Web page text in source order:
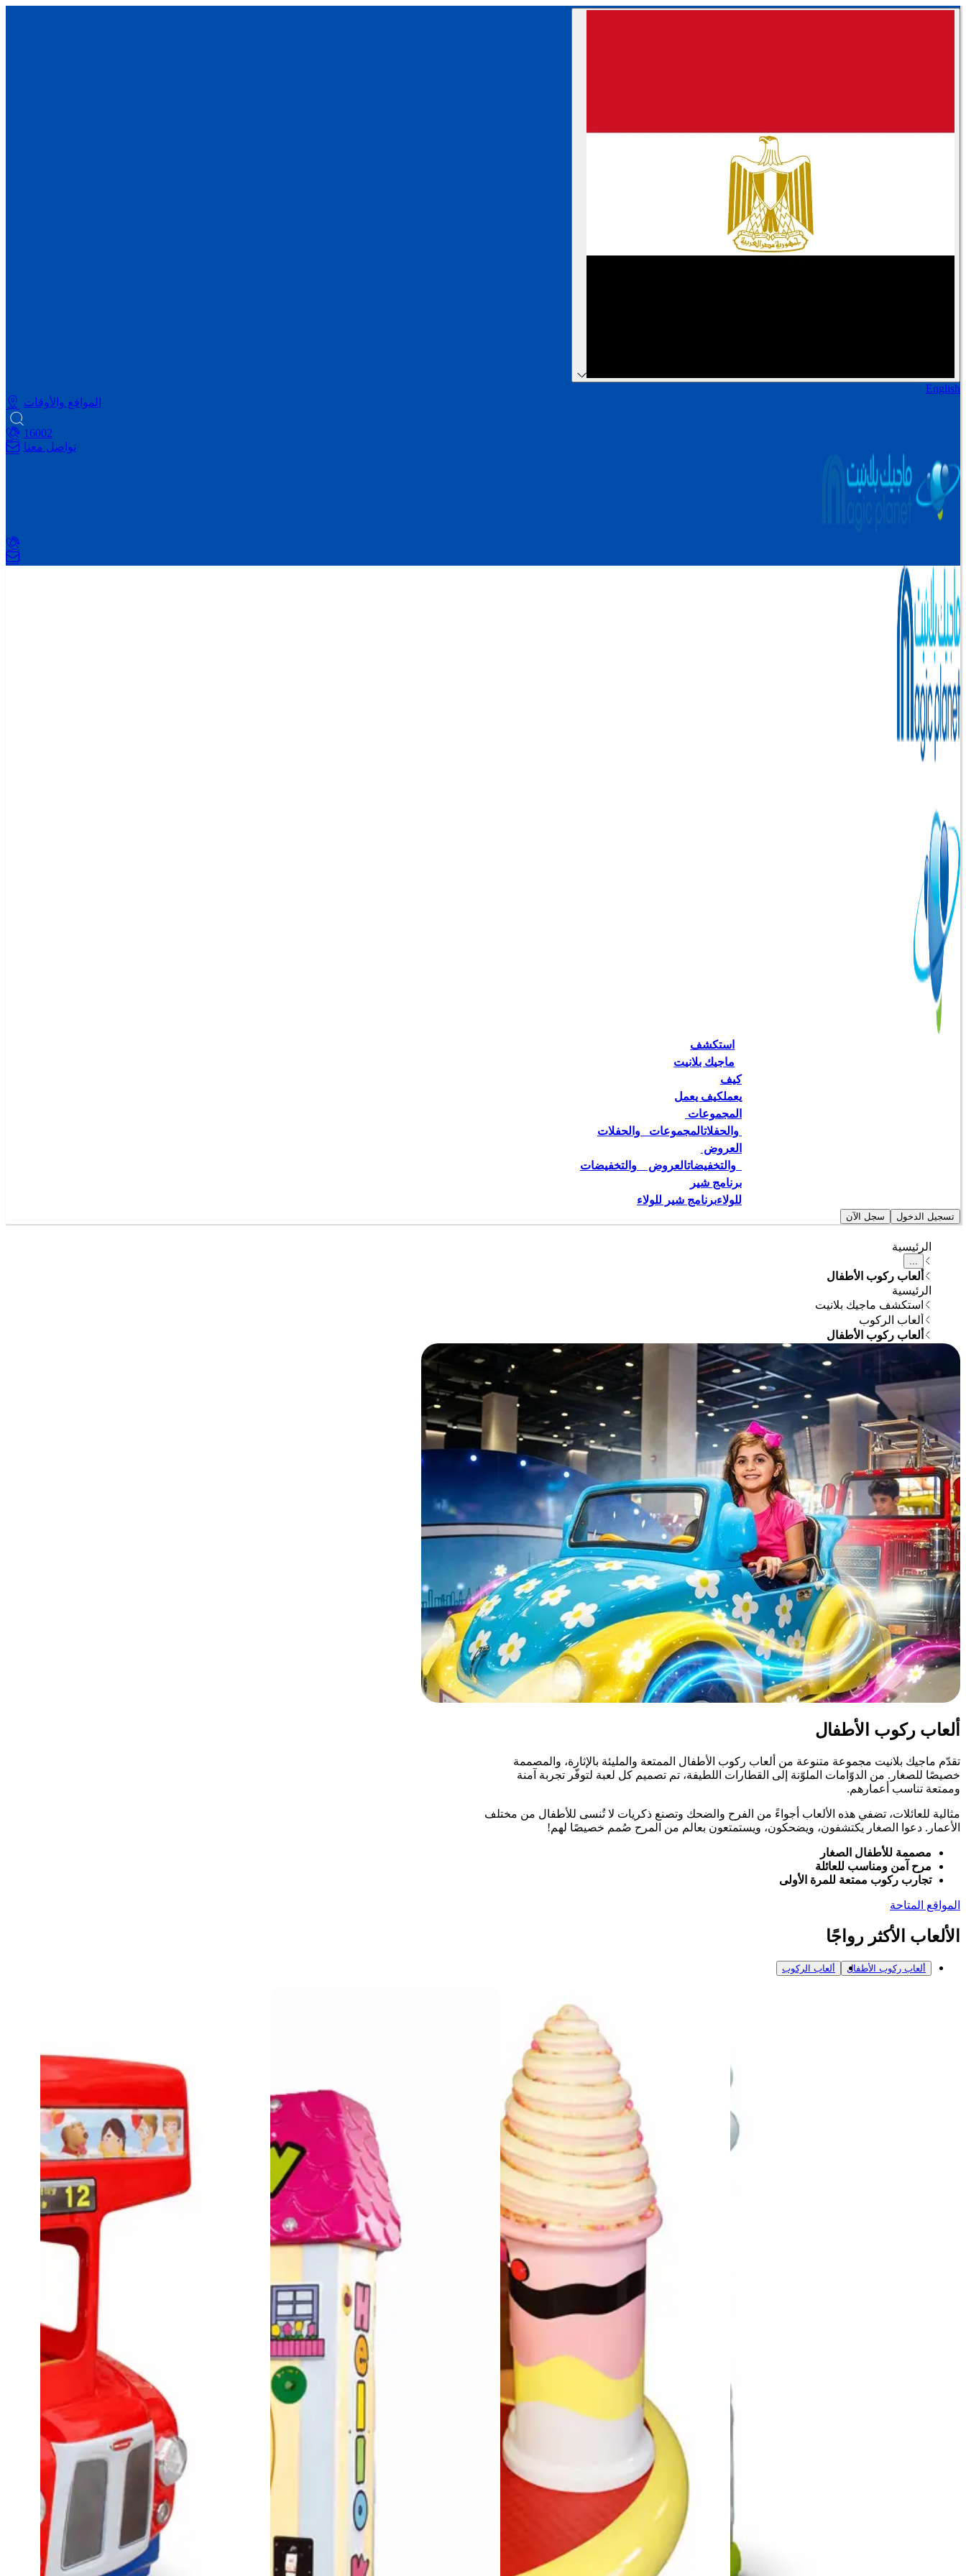
English
المواقع والأوقات
16002
تواصل معنا
استكشف
ماجيك بلانيت
كيف
يعملكيف يعمل
المجموعات
والحفلاتالمجموعات   والحفلات
العروض
  والتخفيضات
العروض    والتخفيضات
برنامج شير
للولاءبرنامج شير للولاء
تسجيل الدخول سجل الآن
الرئيسية
ألعاب ركوب الأطفال
الرئيسية
استكشف ماجيك بلانيت
ألعاب الركوب
ألعاب ركوب الأطفال
ألعاب ركوب الأطفال
تقدّم ماجيك بلانيت مجموعة متنوعة من ألعاب ركوب الأطفال الممتعة والمليئة بالإثارة، والمصممة
خصيصًا للصغار. من الدوّامات الملوّنة إلى القطارات اللطيفة، تم تصميم كل لعبة لتوفّر تجربة آمنة
وممتعة تناسب أعمارهم.
مثالية للعائلات، تضفي هذه الألعاب أجواءً من الفرح والضحك وتصنع ذكريات لا تُنسى للأطفال من مختلف
الأعمار. دعوا الصغار يكتشفون، ويضحكون، ويستمتعون بعالم من المرح صُمم خصيصًا لهم!
مصممة للأطفال الصغار
مرح آمن ومناسب للعائلة
تجارب ركوب ممتعة للمرة الأولى
المواقع المتاحة
الألعاب الأكثر رواجًا
ألعاب ركوب الأطفال ألعاب الركوب